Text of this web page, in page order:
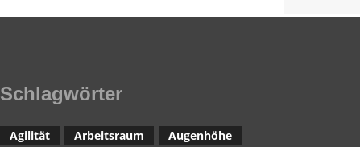
Schlagwörter
Agilität Arbeitsraum
Augenhöhe